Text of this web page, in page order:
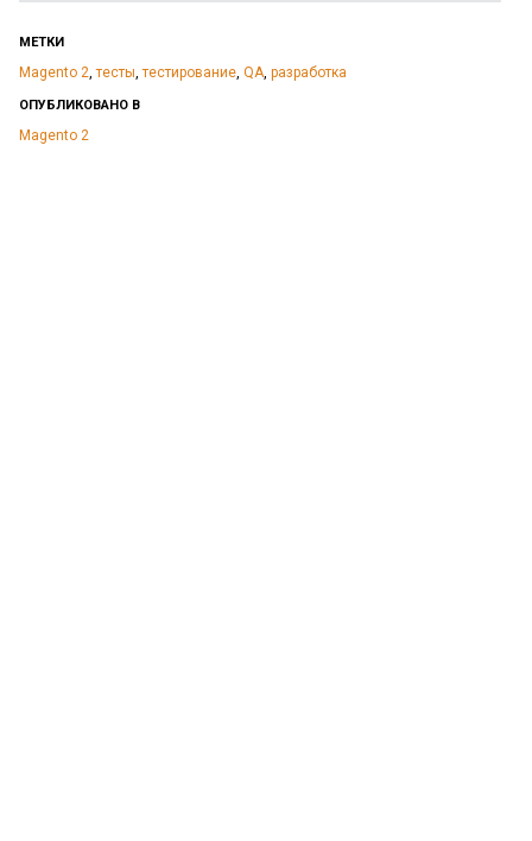
МЕТКИ
Magento 2, тесты, тестирование, QA, разработка
ОПУБЛИКОВАНО В
Magento 2